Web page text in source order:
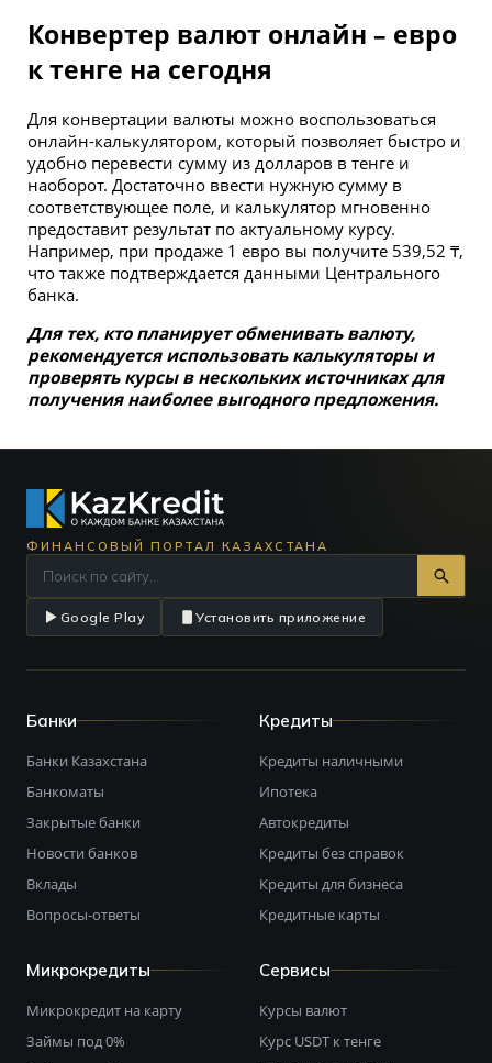
Конвертер валют онлайн – евро
к тенге на сегодня
Для конвертации валюты можно воспользоваться
онлайн-калькулятором, который позволяет быстро и
удобно перевести сумму из долларов в тенге и
наоборот. Достаточно ввести нужную сумму в
соответствующее поле, и калькулятор мгновенно
предоставит результат по актуальному курсу.
Например, при продаже 1 евро вы получите 539,52 ₸,
что также подтверждается данными Центрального
банка.
Для тех, кто планирует обменивать валюту,
рекомендуется использовать калькуляторы и
проверять курсы в нескольких источниках для
получения наиболее выгодного предложения.
ФИНАНСОВЫЙ ПОРТАЛ КАЗАХСТАНА
Google Play Установить приложение
Банки
Банки Казахстана
Банкоматы
Закрытые банки
Новости банков
Вклады
Вопросы-ответы
Кредиты
Кредиты наличными
Ипотека
Автокредиты
Кредиты без справок
Кредиты для бизнеса
Кредитные карты
Микрокредиты
Микрокредит на карту
Займы под 0%
Сервисы
Курсы валют
Курс USDT к тенге